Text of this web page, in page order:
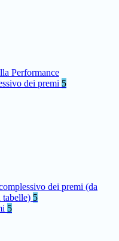
Performance
dei premi 5
dei premi (da
tabelle) 5
5